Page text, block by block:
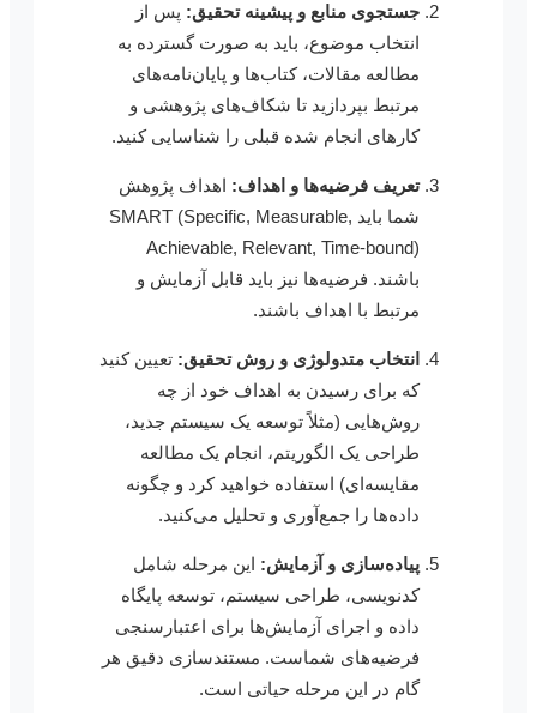
جستجوی منابع و پیشینه تحقیق:پس از
انتخاب موضوع، باید به صورت گسترده به
مطالعه مقالات، کتاب‌ها و پایان‌نامه‌های
مرتبط بپردازید تا شکاف‌های پژوهشی و
کارهای انجام شده قبلی را شناسایی کنید.
تعریف فرضیه‌ها و اهداف:اهداف پژوهش
شما باید SMART (Specific, Measurable,
Achievable, Relevant, Time-bound)
باشند. فرضیه‌ها نیز باید قابل آزمایش و
مرتبط با اهداف باشند.
انتخاب متدولوژی و روش تحقیق:تعیین کنید
که برای رسیدن به اهداف خود از چه
روش‌هایی (مثلاً توسعه یک سیستم جدید،
طراحی یک الگوریتم، انجام یک مطالعه
مقایسه‌ای) استفاده خواهید کرد و چگونه
داده‌ها را جمع‌آوری و تحلیل می‌کنید.
پیاده‌سازی و آزمایش:این مرحله شامل
کدنویسی، طراحی سیستم، توسعه پایگاه
داده و اجرای آزمایش‌ها برای اعتبارسنجی
فرضیه‌های شماست. مستندسازی دقیق هر
گام در این مرحله حیاتی است.